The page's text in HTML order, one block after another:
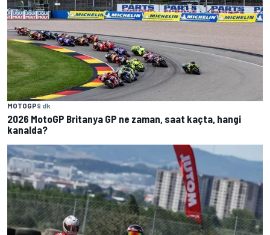
MOTOGP9 dk
2026 MotoGP Britanya GP ne zaman, saat kaçta, hangi
kanalda?